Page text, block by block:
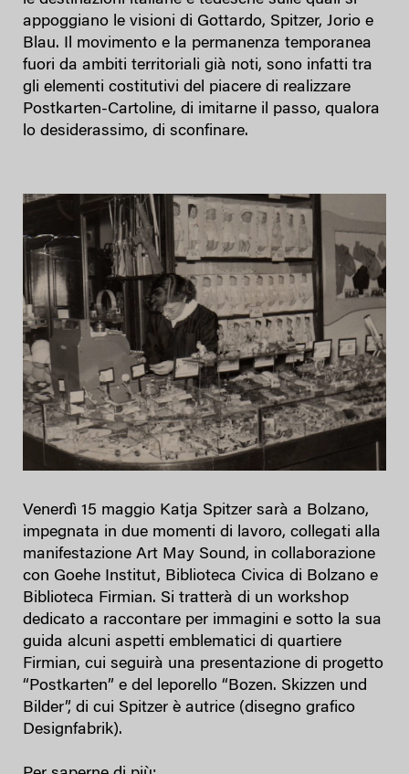
appoggiano le visioni di Gottardo, Spitzer, Jorio e
Blau. Il movimento e la permanenza temporanea
fuori da ambiti territoriali già noti, sono infatti tra
gli elementi costitutivi del piacere di realizzare
Postkarten-Cartoline, di imitarne il passo, qualora
lo desiderassimo, di sconfinare.
Venerdì 15 maggio Katja Spitzer sarà a Bolzano,
impegnata in due momenti di lavoro, collegati alla
manifestazione Art May Sound, in collaborazione
con Goehe Institut, Biblioteca Civica di Bolzano e
Biblioteca Firmian. Si tratterà di un workshop
dedicato a raccontare per immagini e sotto la sua
guida alcuni aspetti emblematici di quartiere
Firmian, cui seguirà una presentazione di progetto
“Postkarten” e del leporello “Bozen. Skizzen und
Bilder”, di cui Spitzer è autrice (disegno grafico
Designfabrik).